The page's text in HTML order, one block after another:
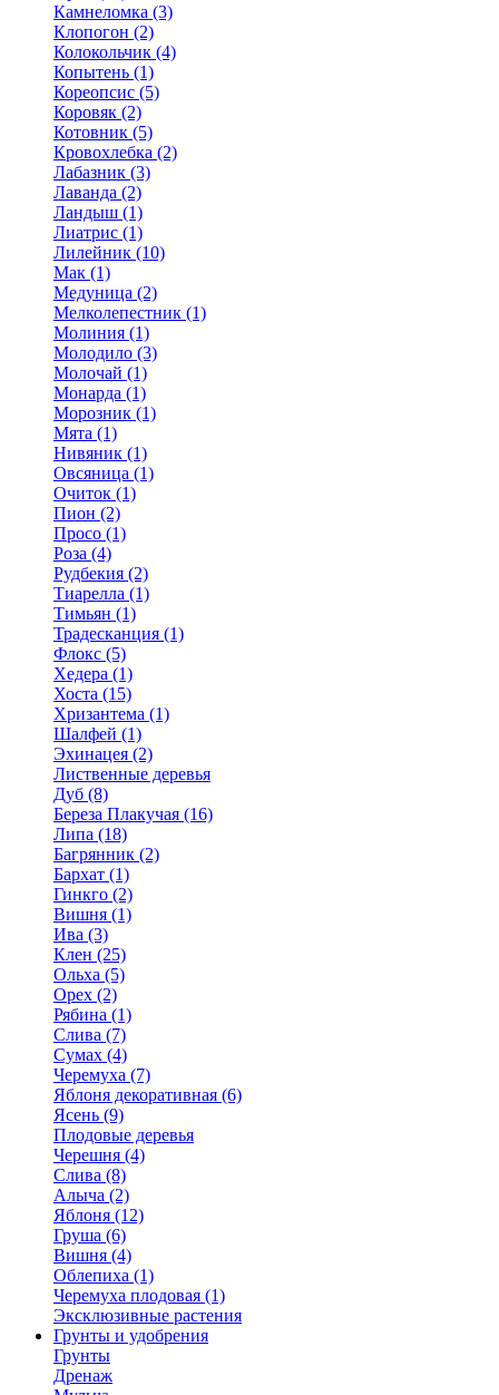
Камнеломка (3)
Клопогон (2)
Колокольчик (4)
Копытень (1)
Кореопсис (5)
Коровяк (2)
Котовник (5)
Кровохлебка (2)
Лабазник (3)
Лаванда (2)
Ландыш (1)
Лиатрис (1)
Лилейник (10)
Мак (1)
Медуница (2)
Мелколепестник (1)
Молиния (1)
Молодило (3)
Молочай (1)
Монарда (1)
Морозник (1)
Мята (1)
Нивяник (1)
Овсяница (1)
Очиток (1)
Пион (2)
Просо (1)
Роза (4)
Рудбекия (2)
Тиарелла (1)
Тимьян (1)
Традесканция (1)
Флокс (5)
Хедера (1)
Хоста (15)
Хризантема (1)
Шалфей (1)
Эхинацея (2)
Лиственные деревья
Дуб (8)
Береза Плакучая (16)
Липа (18)
Багрянник (2)
Бархат (1)
Гинкго (2)
Вишня (1)
Ива (3)
Клен (25)
Ольха (5)
Орех (2)
Рябина (1)
Слива (7)
Сумах (4)
Черемуха (7)
Яблоня декоративная (6)
Ясень (9)
Плодовые деревья
Черешня (4)
Слива (8)
Алыча (2)
Яблоня (12)
Груша (6)
Вишня (4)
Облепиха (1)
Черемуха плодовая (1)
Эксклюзивные растения
Грунты и удобрения
Грунты
Дренаж